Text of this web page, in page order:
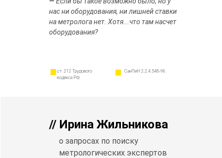
нас ни оборудования, ни лишней ставки
на метролога нет. Хотя...что там насчет
оборудования?
СанПиН 2.2.4.548-96
ст. 212 Трудового
кодекса РФ
// Ирина Жильникова
о запросах по поиску
метрологических экспертов